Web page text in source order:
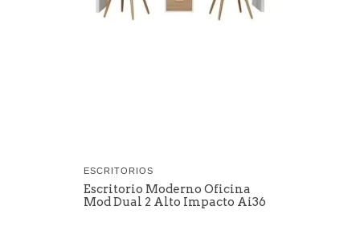
ESCRITORIOS
Escritorio Moderno Oficina
Mod Dual 2 Alto Impacto Ai36